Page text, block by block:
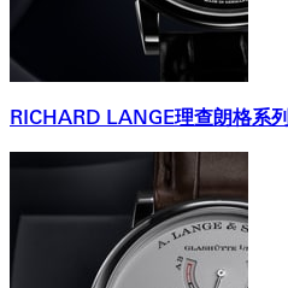
RICHARD LANGE理查朗格系列